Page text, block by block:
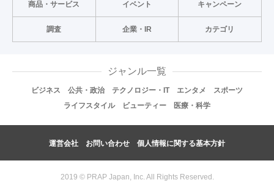
商品・サービス イベント キャンペーン
調査 企業・IR カテゴリ
ジャンル一覧
ビジネス 公共・政治 テクノロジー・IT エンタメ
スポーツ
ライフスタイル
ビューティー 医療・科学
運営会社 お問い合わせ 個人情報に関する基本方針
2019 © PRAP Japan, Inc. All Rights Reserved.